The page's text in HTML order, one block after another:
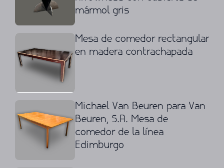
mármol gris
Mesa de comedor rectangular
en madera contrachapada
Michael Van Beuren para Van
Beuren, S.A. Mesa de
comedor de la línea
Edimburgo